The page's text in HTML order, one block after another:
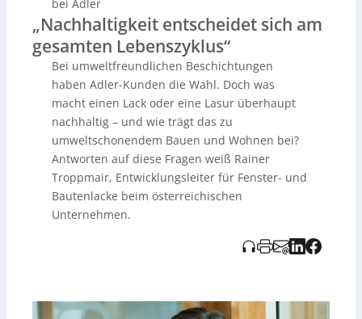
Bindemittel aus Biomasse (z. B. Agrarabfällen) und
weitere gesundheits- und umweltverträgliche
Inhaltsstoffe; auch die Verpackung nutzt recyceltes
Material. Beim Holzschutz betont Troppmeier, dass
Biozide je nach Anwendung sinnvoll sein können, weil
sie die Lebensdauer verlängern und so Ressourcen
sparen – bei Fenstern sind Wirkstoffe zudem sicher
eingeschlossen. Insgesamt gilt: Nachhaltig ist nicht nur
das Produkt, sondern das gesamte Bauteil. Als
besonders nachhaltigen Werkstoff hebt er Holz hervor –
vorausgesetzt, eine hochwertige, umweltfreundliche
Beschichtung schützt es dauerhaft.
bei Adler
„Nachhaltigkeit entscheidet sich am
gesamten Lebenszyklus“
Bei umweltfreundlichen Beschichtungen
haben Adler-Kunden die Wahl. Doch was
macht einen Lack oder eine Lasur überhaupt
nachhaltig – und wie trägt das zu
umweltschonendem Bauen und Wohnen bei?
Antworten auf diese Fragen weiß Rainer
Troppmair, Entwicklungsleiter für Fenster- und
Bautenlacke beim österreichischen
Unternehmen.